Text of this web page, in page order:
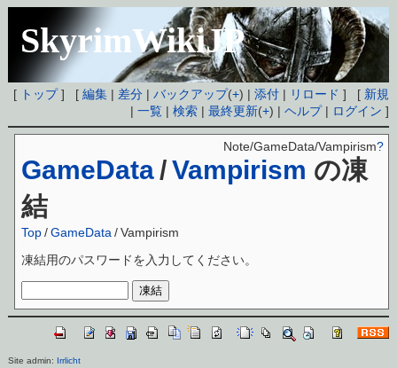
SkyrimWikiJP
[ トップ] [編集 | 差分 |バックアップ(+) |添付 | リロード ] [ 新規
|一覧 |検索 |最終更新(+) |ヘルプ| ログイン ]
GameData /Vampirism の凍
結
Note/GameData/Vampirism?
Top /GameData /Vampirism
凍結用のパスワードを入力してください。
Site admin: Irrlicht